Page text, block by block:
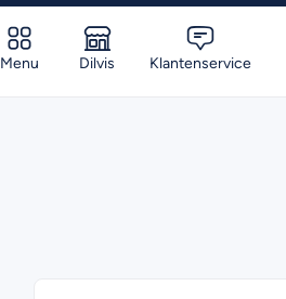
Menu Dilvis Klantenservice